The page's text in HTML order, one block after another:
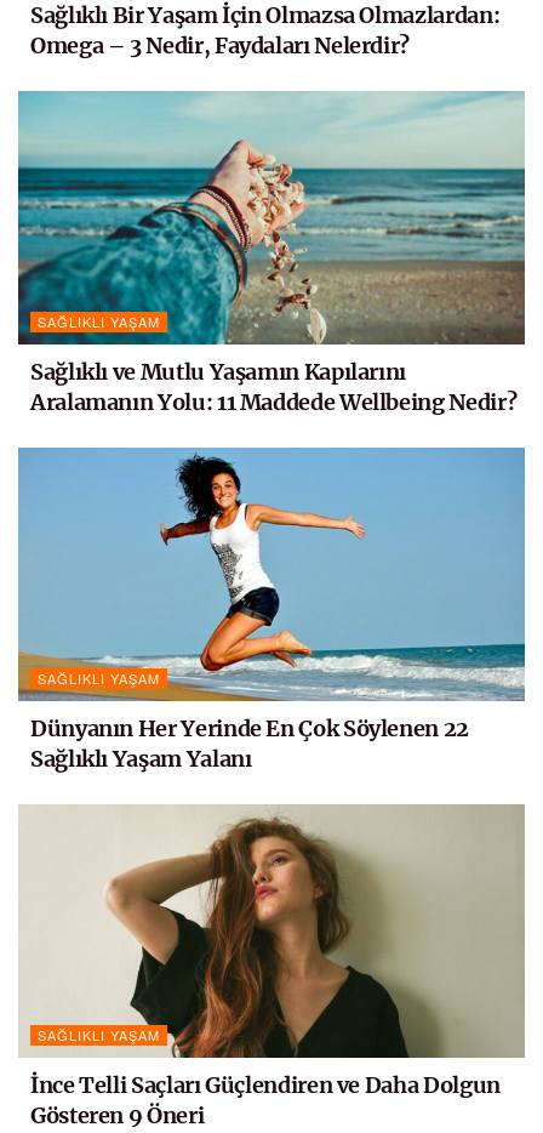
Sağlıklı Bir Yaşam İçin Olmazsa Olmazlardan:
Omega – 3 Nedir, Faydaları Nelerdir?
SAĞLIKLI YAŞAM
Sağlıklı ve Mutlu Yaşamın Kapılarını
Aralamanın Yolu: 11 Maddede Wellbeing Nedir?
SAĞLIKLI YAŞAM
Dünyanın Her Yerinde En Çok Söylenen 22
Sağlıklı Yaşam Yalanı
SAĞLIKLI YAŞAM
İnce Telli Saçları Güçlendiren ve Daha Dolgun
Gösteren 9 Öneri